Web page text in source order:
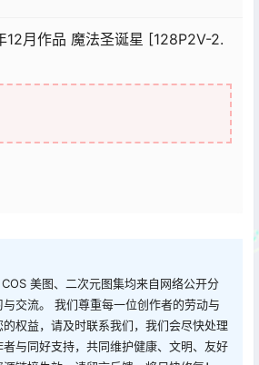
月作品 魔法圣诞星 [128P2V-2.
美图、二次元图集均来自网络公开分
交流。 我们尊重每一位创作者的劳动与
权益，请及时联系我们，我们会尽快处理
与同好支持，共同维护健康、文明、友好